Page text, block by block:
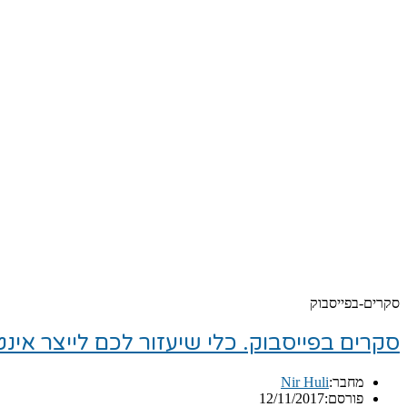
סקרים-בפייסבוק
סקרים בפייסבוק. כלי שיעזור לכם לייצר
מחבר:Nir Huli
פורסם:12/11/2017